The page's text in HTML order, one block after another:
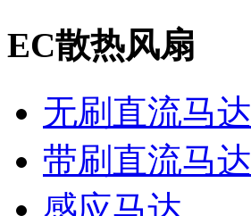
EC散热风扇
无刷直流马达
带刷直流马达
感应马达